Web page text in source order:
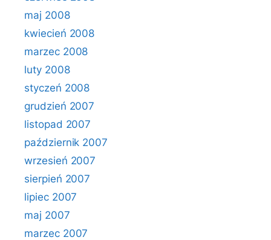
maj 2008
kwiecień 2008
marzec 2008
luty 2008
styczeń 2008
grudzień 2007
listopad 2007
październik 2007
wrzesień 2007
sierpień 2007
lipiec 2007
maj 2007
marzec 2007